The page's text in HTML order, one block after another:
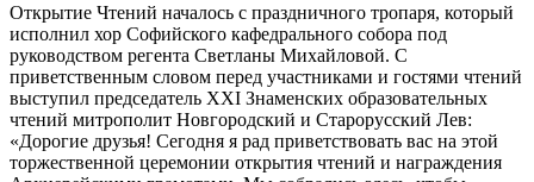
Открытие Чтений началось с праздничного тропаря, который
исполнил хор Софийского кафедрального собора под
руководством регента Светланы Михайловой. С
приветственным словом перед участниками и гостями чтений
выступил председатель XXI Знаменских образовательных
чтений митрополит Новгородский и Старорусский Лев:
«Дорогие друзья! Сегодня я рад приветствовать вас на этой
торжественной церемонии открытия чтений и награждения